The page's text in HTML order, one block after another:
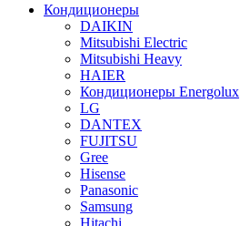
Кондиционеры
DAIKIN
Mitsubishi Electric
Mitsubishi Heavy
HAIER
Кондиционеры Energolux
LG
DANTEX
FUJITSU
Gree
Hisense
Panasonic
Samsung
Hitachi